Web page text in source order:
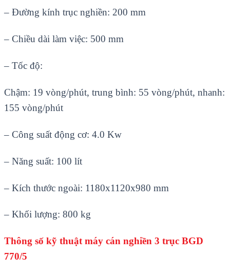
– Đường kính trục nghiền: 200 mm
– Chiều dài làm việc: 500 mm
– Tốc độ:
Chậm: 19 vòng/phút, trung bình: 55 vòng/phút, nhanh:
155 vòng/phút
– Công suất động cơ: 4.0 Kw
– Năng suất: 100 lít
– Kích thước ngoài: 1180x1120x980 mm
– Khối lượng: 800 kg
Thông số kỹ thuật máy cán nghiền 3 trục BGD
770/5